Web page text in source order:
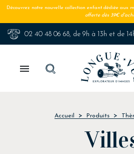
Découvrez notre nouvelle collection enfant dédiée aux
offerte dès 39€
02 40 48 06 68, de 9h à 13h et de

Accueil Produits